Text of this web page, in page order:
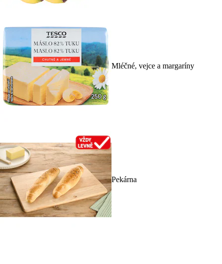
Mléčné, vejce a margaríny
Pekárna